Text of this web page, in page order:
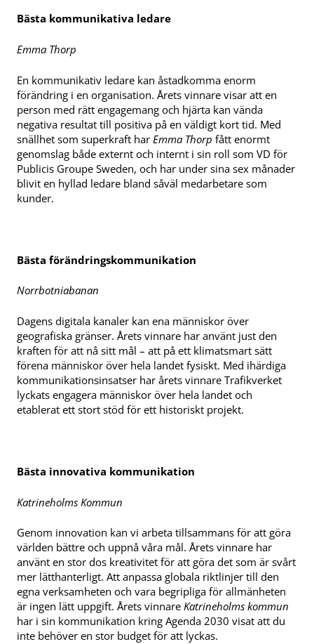
Bästa kommunikativa ledare
Emma Thorp
En kommunikativ ledare kan åstadkomma enorm
förändring i en organisation. Årets vinnare visar att en
person med rätt engagemang och hjärta kan vända
negativa resultat till positiva på en väldigt kort tid. Med
snällhet som superkraft har Emma Thorp fått enormt
genomslag både externt och internt i sin roll som VD för
Publicis Groupe Sweden, och har under sina sex månader
blivit en hyllad ledare bland såväl medarbetare som
kunder.
Bästa förändringskommunikation
Norrbotniabanan
Dagens digitala kanaler kan ena människor över
geografiska gränser. Årets vinnare har använt just den
kraften för att nå sitt mål – att på ett klimatsmart sätt
förena människor över hela landet fysiskt. Med ihärdiga
kommunikationsinsatser har årets vinnare Trafikverket
lyckats engagera människor över hela landet och
etablerat ett stort stöd för ett historiskt projekt.
Bästa innovativa kommunikation
Katrineholms Kommun
Genom innovation kan vi arbeta tillsammans för att göra
världen bättre och uppnå våra mål. Årets vinnare har
använt en stor dos kreativitet för att göra det som är svårt
mer lätthanterligt. Att anpassa globala riktlinjer till den
egna verksamheten och vara begripliga för allmänheten
är ingen lätt uppgift. Årets vinnare Katrineholms kommun
har i sin kommunikation kring Agenda 2030 visat att du
inte behöver en stor budget för att lyckas.